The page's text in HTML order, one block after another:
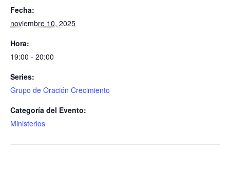
Fecha:
noviembre 10, 2025
Hora:
19:00 - 20:00
Series:
Grupo de Oración Crecimiento
Categoría del Evento:
Ministerios